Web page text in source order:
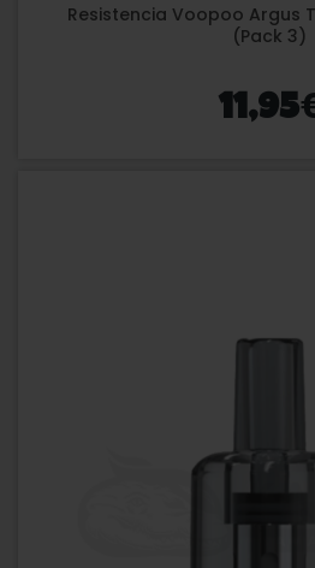
Resistencia Voopoo Argus
(Pack 3)
11,95